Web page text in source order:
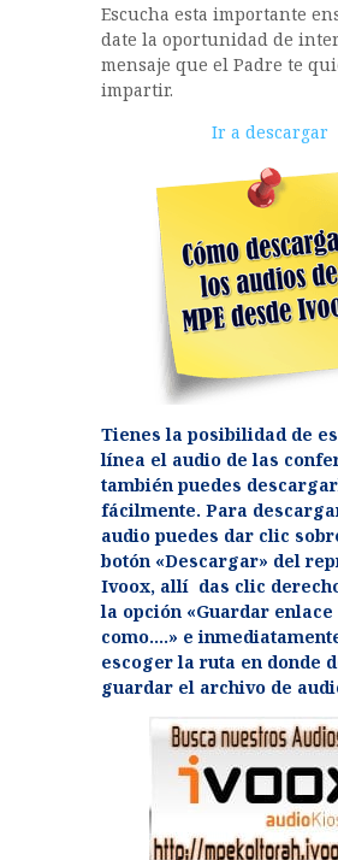
Escucha esta importante
date la oportunidad de
mensaje que el Padre te
impartir.
Ir a descargar
Tienes la posibilidad de
línea el audio de las
también puedes
fácilmente. Para
audio puedes dar clic
botón «Descargar» del
Ivoox, allí das clic
la opción «Guardar
como….» e
escoger la ruta en donde
guardar el archivo de